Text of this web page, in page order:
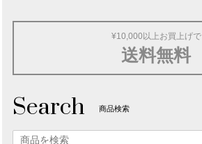
¥10,000以上お買上げで
送料無料
Search 商品検索